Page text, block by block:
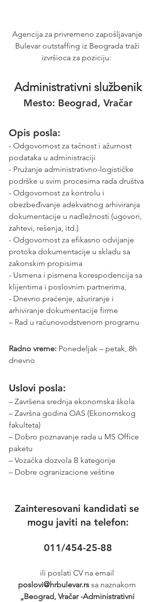
Agencija za privremeno zapošljavanje
Bulevar outstaffing iz Beograda traži
izvršioca za poziciju:
Administrativni službenik
Mesto: Beograd, Vračar
Opis posla:
- Odgovornost za tačnost i ažurnost
podataka u administraciji
- Pružanje administrativno-logističke
podrške u svim procesima rada društva
- Odgovornost za kontrolu i
obezbeđivanje adekvatnog arhiviranja
dokumentacije u nadležnosti (ugovori,
zahtevi, rešenja, itd.)
- Odgovornost za efikasno odvijanje
protoka dokumentacije u skladu sa
zakonskim propisima
- Usmena i pismena korespodencija sa
klijentima i poslovnim partnerima,
- Dnevno praćenje, ažuriranje i
arhiviranje dokumentacije firme
– Rad u računovodstvenom programu
Radno vreme: Ponedeljak – petak, 8h
dnevno
Uslovi posla:
– Završena srednja ekonomska škola
– Završna godina OAS (Ekonomskog
fakulteta)
– Dobro poznavanje rada u MS Office
paketu
– Vozačka dozvola B kategorije
– Dobre ogranizacione veštine
Zainteresovani kandidati se
mogu javiti na telefon:
011/454-25-88
ili poslati CV na email
poslovi@hrbulevar.rs sa naznakom
„Beograd, Vračar -Administrativni